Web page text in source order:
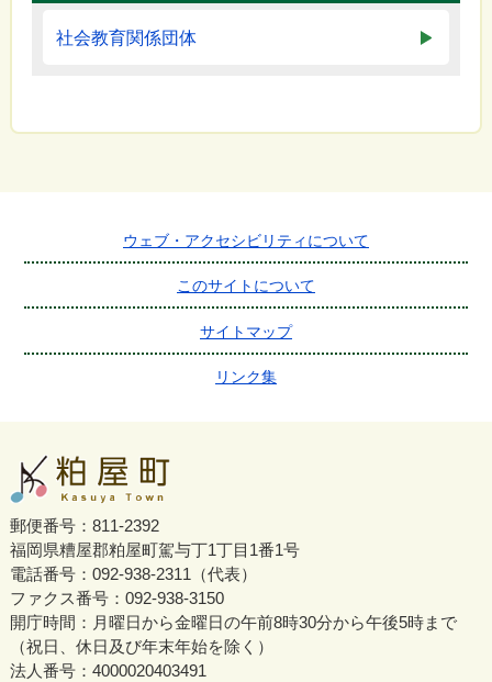
社会教育関係団体
ウェブ・アクセシビリティについて
このサイトについて
サイトマップ
リンク集
郵便番号：811-2392
福岡県糟屋郡粕屋町駕与丁1丁目1番1号
電話番号：092-938-2311（代表）
ファクス番号：092-938-3150
開庁時間：月曜日から金曜日の午前8時30分から午後5時まで
（祝日、休日及び年末年始を除く）
法人番号：4000020403491